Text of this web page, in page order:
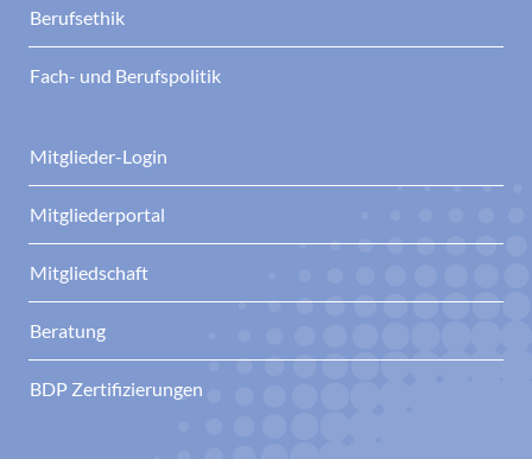
Berufsethik
Fach- und Berufspolitik
Mitglieder-Login
Mitgliederportal
Mitgliedschaft
Beratung
BDP Zertifizierungen